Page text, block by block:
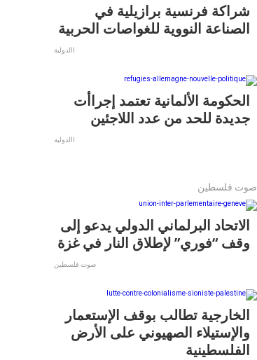
شراكة فرنسية برازيلية في
الصناعة النووية للغواصات الحربية
االدولية
الحكومة الألمانية تعتمد إجراأت
جديدة للحد من عدد اللاجئين
االدولية
صوت فلسطين
الاتحاد البرلماني الدولي يدعو إلى
وقف “فوري” لإطلاق النار في غزة
صوت فلسطين
الخارجية تطالب بوقف الإستعمار
والإستيلاء الصهيوني على الأرض
الفلسطينية